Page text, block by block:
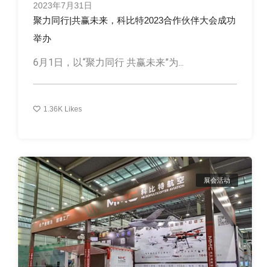
2023年7月31日
聚力同行|共赢未来，科比特2023合作伙伴大会成功
举办
6月1日，以“聚力同行 共赢未来”为...
1.36K Likes
展会活动